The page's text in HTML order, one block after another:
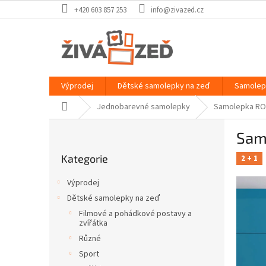
na
+420 603 857 253 info@zivazed.cz
Výprodej Dětské samolepky na zeď
Domů Jednobarevné samolepky Samolepka
kategorie
Kategorie
Výprodej
Dětské samolepky na zeď
Filmové a pohádkové postavy a
zvířátka
Různé
Sport
2 + 1